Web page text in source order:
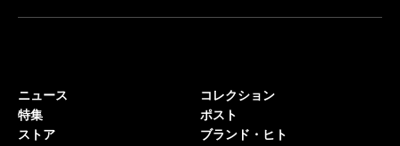
ニュース
特集
ストア
コレクション
ポスト
ブランド・ヒト